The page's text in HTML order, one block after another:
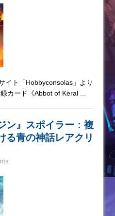
イト「Hobbyconsolas」より
カード《Abbot of Keral
ン』スポイラー：複
る青の神話レアクリ